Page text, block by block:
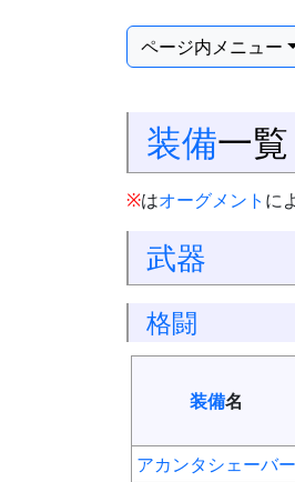
ページ内メニュー
装備一覧
※はオーグメント に
武器
格闘
装備名
アカンタシェーバー